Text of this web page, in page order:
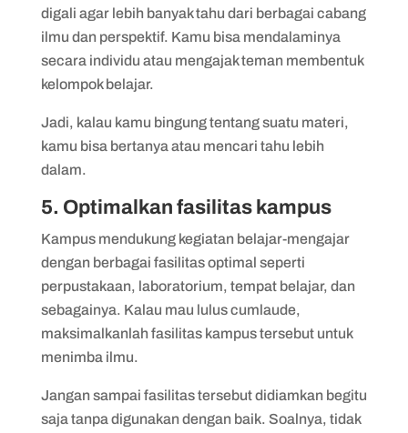
digali agar lebih banyak tahu dari berbagai cabang
ilmu dan perspektif. Kamu bisa mendalaminya
secara individu atau mengajak teman membentuk
kelompok belajar.
Jadi, kalau kamu bingung tentang suatu materi,
kamu bisa bertanya atau mencari tahu lebih
dalam.
5. Optimalkan fasilitas kampus
Kampus mendukung kegiatan belajar-mengajar
dengan berbagai fasilitas optimal seperti
perpustakaan, laboratorium, tempat belajar, dan
sebagainya. Kalau mau lulus cumlaude,
maksimalkanlah fasilitas kampus tersebut untuk
menimba ilmu.
Jangan sampai fasilitas tersebut didiamkan begitu
saja tanpa digunakan dengan baik. Soalnya, tidak